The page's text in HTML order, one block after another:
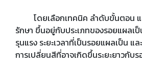
โดยเลือกเทคนิค ลำดับขั้นตอน แ
รักษา ขึ้นอยู่กับประเภทของรอยแผลเ
รุนแรง ระยะเวลาที่เป็นรอยแผลเป็น แ
การเปลี่ยนสีที่อาจเกิดขึ้นระยะยาวกับ